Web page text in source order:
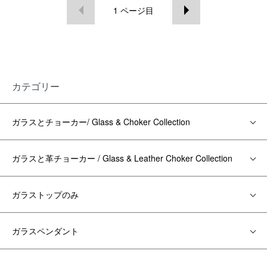
1 ページ目
カテゴリー
ガラスとチョーカー/ Glass & Choker Collection
ガラスと革チョーカー / Glass & Leather Choker Collection
ガラストップのみ
ガラスペンダント